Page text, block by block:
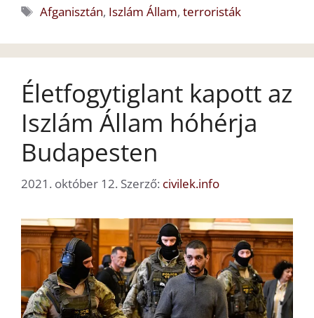
Címkék
Afganisztán, Iszlám Állam,terroristák
Életfogytiglant kapott az
Iszlám Állam hóhérja
Budapesten
2021. október 12. Szerző: civilek.info